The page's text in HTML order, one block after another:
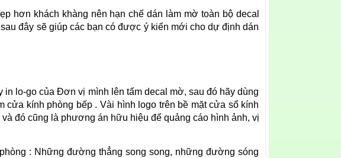
hơn khách khàng nên hạn chế dán làm mờ toàn bộ decal
đây sẽ giúp các bạn có được ý kiến mới cho dự định dán
lo-go của Đơn vị mình lên tấm decal mờ, sau đó hãy dùng
cửa kính phòng bếp . Vài hình logo trên bề mặt cửa sổ kính
đó cũng là phương án hữu hiệu để quảng cáo hình ảnh, vị
: Những đường thẳng song song, những đường sóng